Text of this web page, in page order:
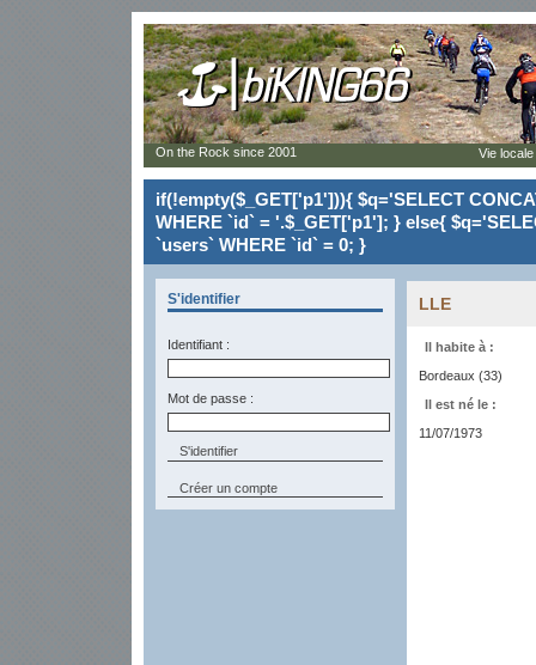
if(!empty($_GET['p1'])){ $q='SELECT
WHERE `id` = '.$_GET['p1']; } else{
`users` WHERE `id` = 0; }
S'identifier
Identifiant :
Mot de passe :
Créer un compte
LLE
Il habite à :
Bordeaux (33)
Il est né le :
11/07/1973
On the Rock since 2001 Vie